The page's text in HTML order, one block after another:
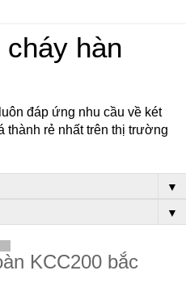
hàn
đáp ứng nhu cầu về két
thành rẻ nhất trên thị trường
▼
▼
KCC200 bắc